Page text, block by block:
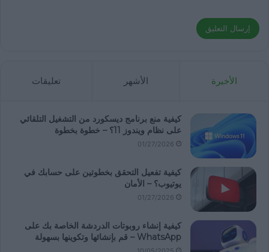
الأخيرة الأشهر تعليقات
كيفية منع برنامج ديسكورد من التشغيل التلقائي
على نظام ويندوز 11؟ – خطوة بخطوة
01/27/2026
كيفية تفعيل التحقق بخطوتين على حسابك في
يوتيوب؟ – الأمان
01/27/2026
كيفية إنشاء روبوتات الدردشة الخاصة بك على
WhatsApp – قم بإنشائها وتكوينها بسهولة